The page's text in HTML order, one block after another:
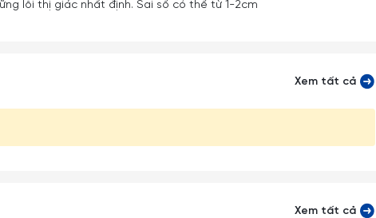
lỗi thị giác nhất định. Sai số có thể từ 1-2cm
Xem tất cả
Xem tất cả